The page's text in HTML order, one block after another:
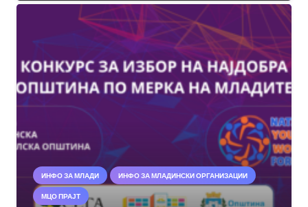
ИНФО ЗА МЛАДИ ИНФО ЗА МЛАДИНСКИ ОРГАНИЗАЦИИ
МЦО ПРАЈТ